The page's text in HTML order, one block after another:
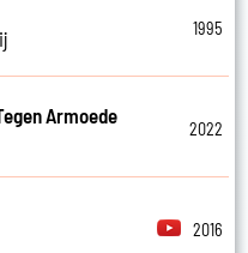
1995
Armoede
2022
2016